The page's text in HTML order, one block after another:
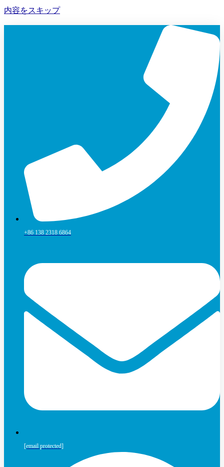
内容をスキップ
+86 138 2318 6864
[email protected]